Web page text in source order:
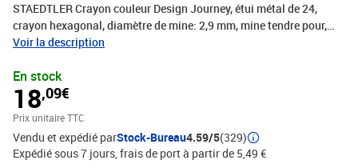
STAEDTLER Crayon couleur Design Journey, étui métal de 24,
crayon hexagonal, diamètre de mine: 2,9 mm, mine tendre pour,
différentes techniques sèches, couleur très pigmentée, facile à
'Design Journey', étui en métal • mine tendre pour différentes
techniques sèches • couleurs très pigmentées, faciles à mélanger •
bois issu de forêts certifiées, gérées durablement Etui de 12:
assorti dans les couleurs: jaune, rouge, bordeaux, bleu, bleu clair,
orange, chair, vert, vert clair, mauve, brun van Dyck, noir Etui de 24:
assorti dans les couleurs: blanc, jaune, jaune clair, rouge,
Voir la description
En stock
18,09€
Prix unitaire TTC
Vendu et expédié parStock-Bureau4.59/5(329)
Expédié sous 7 jours, frais de port à partir de 5,49 €